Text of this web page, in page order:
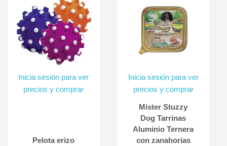
Inicia sesión para ver
precios y comprar
Pelota erizo
Inicia sesión para ver
precios y comprar
Mister Stuzzy
Dog Tarrinas
Aluminio Ternera
con zanahorias